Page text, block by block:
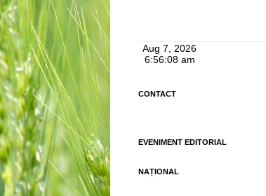
CONTACT
EVENIMENT EDITORIAL
NAȚIONAL